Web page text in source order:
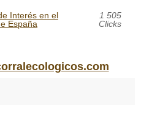
Interés en el
España
1 505
Clicks